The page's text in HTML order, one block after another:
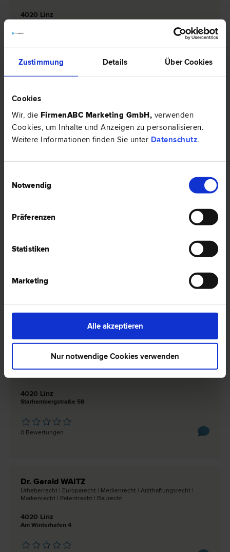
Zustimmung Details Über Cookies
Cookies
Wir, die FirmenABC Marketing GmbH, verwenden
Cookies, um Inhalte und Anzeigen zu personalisieren.
Weitere Informationen finden Sie unter Datenschutz.
Notwendig
Präferenzen
Statistiken
Marketing
Alle akzeptieren
Nur notwendige Cookies verwenden
4020 Linz
Dr. Ernst EYPELTAUER
Arbeits­recht | Sozial­recht | Zivil­recht | Urheber­recht | Marken­recht
| Patent­recht | Bau­recht
4020 Linz
Liegenschafts- und Immobilien­recht | Gesellschafts­recht | Miet­
recht | Unternehmens­recht | Bauträger­recht | Mergers &
4020 Linz
Starhembergstraße 58
0 Bewertungen
Dr. Gerald WAITZ
Urheber­recht | Europa­recht | Medien­recht | Arzthaftungs­recht |
Marken­recht | Patent­recht | Bau­recht
4020 Linz
Am Winterhafen 4